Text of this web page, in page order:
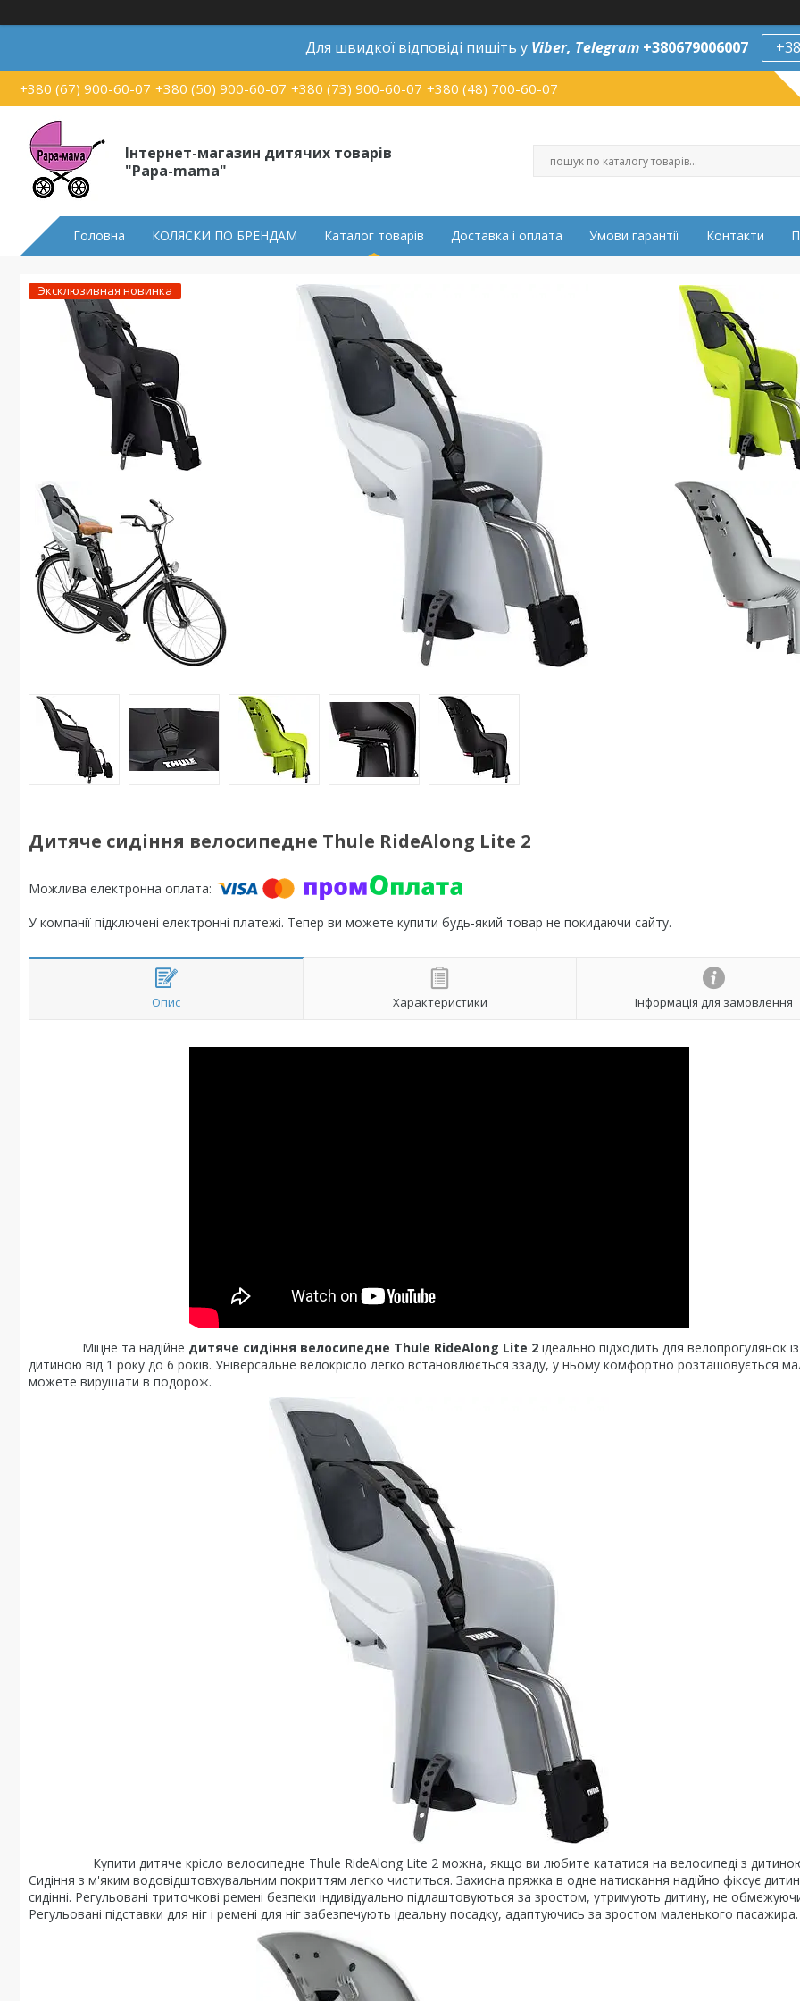
Для швидкої відповіді пишіть у Viber, Telegram +380679006007
+380 (67) 900-60-07 +380 (50) 900-60-07 +380 (73) 900-60-07 +380 (48) 700-60-07
Інтернет-магазин дитячих товарів
"Papa-mama"
Головна КОЛЯСКИ ПО БРЕНДАМ Каталог товарів Доставка і оплата Умови гарантії Контакти
Эксклюзивная новинка
Дитяче сидіння велосипедне Thule RideAlong Lite 2
У компанії підключені електронні платежі. Тепер ви можете купити будь-який товар не покидаючи сайту.
Опис Характеристики Інформація для замовлення
Міцне та надійне дитяче сидіння велосипедне Thule RideAlong Lite 2 ідеально підходить для велопрогулянок із
дитиною від 1 року до 6 років. Універсальне велокрісло легко встановлюється ззаду, у ньому комфортно розташовується
можете вирушати в подорож.
Купити дитяче крісло велосипедне Thule RideAlong Lite 2 можна, якщо ви любите кататися на велосипеді з
Сидіння з м'яким водовідштовхувальним покриттям легко чиститься. Захисна пряжка в одне натискання надійно фіксує
сидінні. Регульовані триточкові ремені безпеки індивідуально підлаштовуються за зростом, утримують дитину, не
Регульовані підставки для ніг і ремені для ніг забезпечують ідеальну посадку, адаптуючись за зростом маленького пасажира.